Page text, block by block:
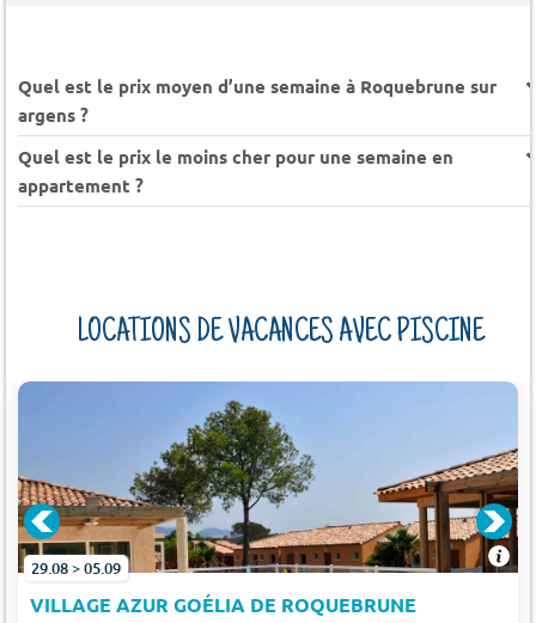
Quel est le prix moyen d’une semaine à Roquebrune sur
argens ?
Quel est le prix le moins cher pour une semaine en
appartement ?
LOCATIONS DE VACANCES AVEC PISCINE
29.08 > 05.09
VILLAGE AZUR GOÉLIA DE ROQUEBRUNE